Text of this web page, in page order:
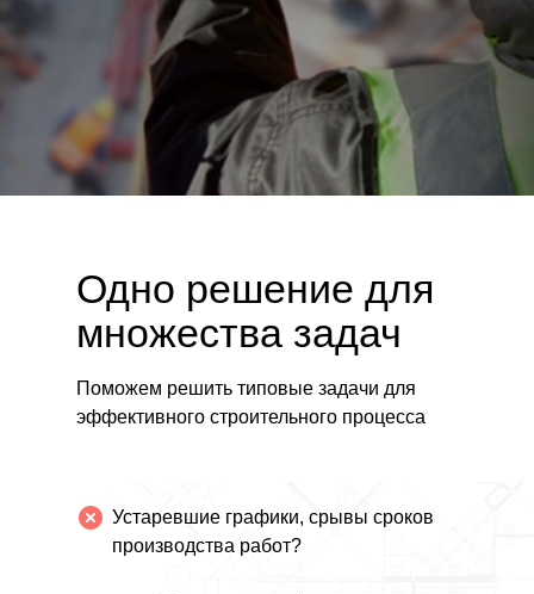
Одно решение для
множества задач
Поможем решить типовые задачи для
эффективного строительного процесса
Устаревшие графики, срывы сроков
производства работ?